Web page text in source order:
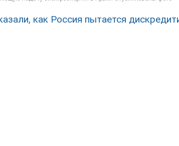
как Россия пытается